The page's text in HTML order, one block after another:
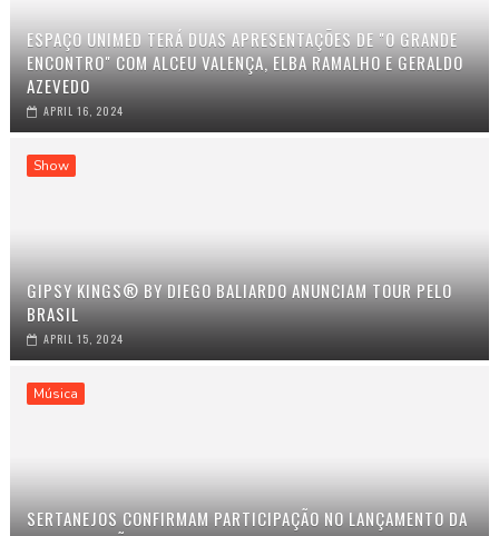
ESPAÇO UNIMED TERÁ DUAS APRESENTAÇÕES DE "O GRANDE
ENCONTRO" COM ALCEU VALENÇA, ELBA RAMALHO E GERALDO
AZEVEDO
APRIL 16, 2024
Show
GIPSY KINGS® BY DIEGO BALIARDO ANUNCIAM TOUR PELO
BRASIL
APRIL 15, 2024
Música
SERTANEJOS CONFIRMAM PARTICIPAÇÃO NO LANÇAMENTO DA